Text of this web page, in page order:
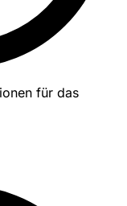
für das